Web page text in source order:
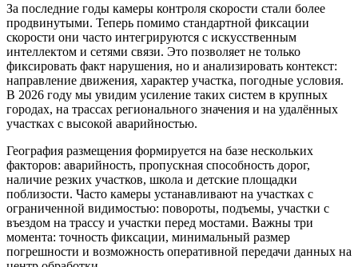
За последние годы камеры контроля скорости стали более
продвинутыми. Теперь помимо стандартной фиксации
скорости они часто интегрируются с искусственным
интеллектом и сетями связи. Это позволяет не только
фиксировать факт нарушения, но и анализировать контекст:
направление движения, характер участка, погодные условия.
В 2026 году мы увидим усиление таких систем в крупных
городах, на трассах регионального значения и на удалённых
участках с высокой аварийностью. ️
География размещения формируется на базе нескольких
факторов: аварийность, пропускная способность дорог,
наличие резких участков, школа и детские площадки
поблизости. Часто камеры устанавливают на участках с
ограниченной видимостью: повороты, подъемы, участки с
въездом на трассу и участки перед мостами. Важны три
момента: точность фиксации, минимальный размер
погрешности и возможность оперативной передачи данных на